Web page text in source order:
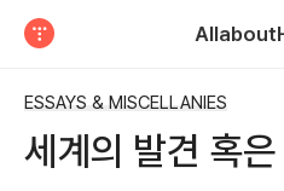
ESSAYS & MISCELLANIES
세계의 발견 혹